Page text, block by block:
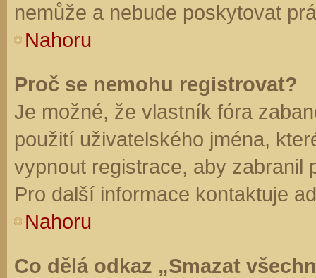
nemůže a nebude poskytovat
Nahoru
Proč se nemohu registrovat?
Je možné, že vlastník fóra
použití uživatelského jména,
vypnout registrace, aby zabranil
Pro další informace kontaktuje
Nahoru
Co dělá odkaz „Smazat